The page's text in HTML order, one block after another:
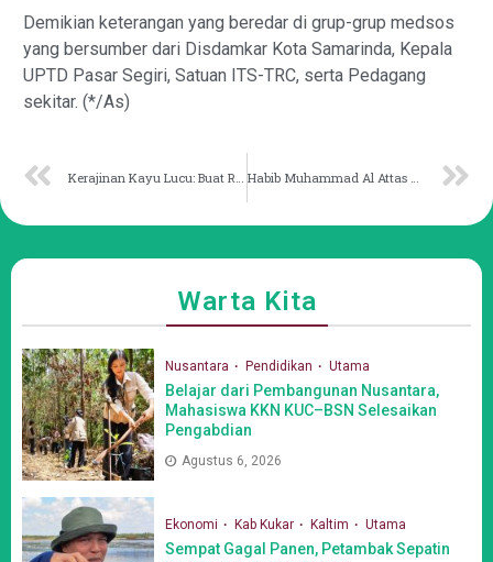
Demikian keterangan yang beredar di grup-grup medsos
yang bersumber dari Disdamkar Kota Samarinda, Kepala
UPTD Pasar Segiri, Satuan ITS-TRC, serta Pedagang
sekitar. (*/As)
Warta Kita
Nusantara Pendidikan Utama
Belajar dari Pembangunan Nusantara,
Mahasiswa KKN KUC–BSN Selesaikan
Pengabdian
Agustus 6, 2026
Ekonomi Kab Kukar Kaltim Utama
Sempat Gagal Panen, Petambak Sepatin